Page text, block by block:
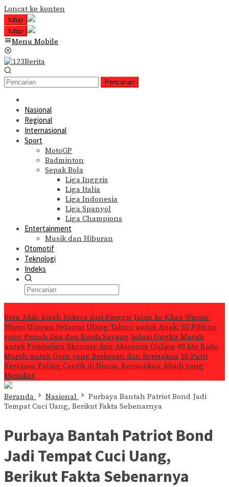
Loncat ke konten
tutup
tutup
Menu Mobile
Pencarian
Nasional
Regional
Internasional
Sport
MotoGP
Badminton
Sepak Bola
Liga Inggris
Liga Italia
Liga Indonesia
Liga Spanyol
Liga Champions
Entertainment
Musik dan Hiburan
Otomotif
Teknologi
Indeks
Batu Akik: Kisah Sukses dari Pinggir Jalan ke Kilau Warna-
Warni Ucapan Selamat Ulang Tahun untuk Anak: 50 Pilihan
yang Penuh Doa dan Kasih Sayang Solusi Ongkir Murah
untuk Pembelian Skincare dan Aksesoris Online 40 Ide Kado
Murah untuk Guru yang Berkesan dan Bermakna 10 Putri
Kerajaan Paling Cantik di Dunia, Kecantikan Abadi yang
Memikat
Beranda Nasional
Purbaya Bantah Patriot Bond Jadi
Tempat Cuci Uang, Berikut Fakta Sebenarnya
Purbaya Bantah Patriot Bond
Jadi Tempat Cuci Uang,
Berikut Fakta Sebenarnya